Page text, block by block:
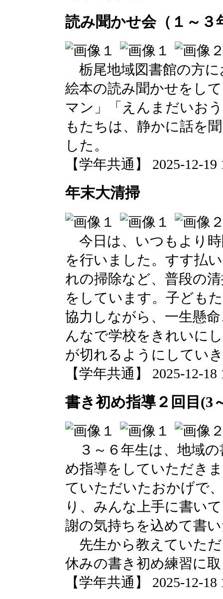
読み聞かせ会（１～３
栃尾地域図書館の方に
絵本の読み聞かせをし
マン」「えんまだいお
もたちは、静かに話を
した。
【学年共通】 2025-12-19
年末大清掃
今日は、いつもより時
を行いました。すす払
れの掃除など、普段の
をしています。子ども
協力しながら、一生懸
んなで学校をきれいに
が切れるようにしてい
【学年共通】 2025-12-18
書き初め指導２回目(3
３～６年生は、地域の
め指導をしていただき
ていただいたおかげで
り、みんな上手に書い
謝の気持ちを込めて書
先生から教えていた
休みの書き初め練習に
【学年共通】 2025-12-18